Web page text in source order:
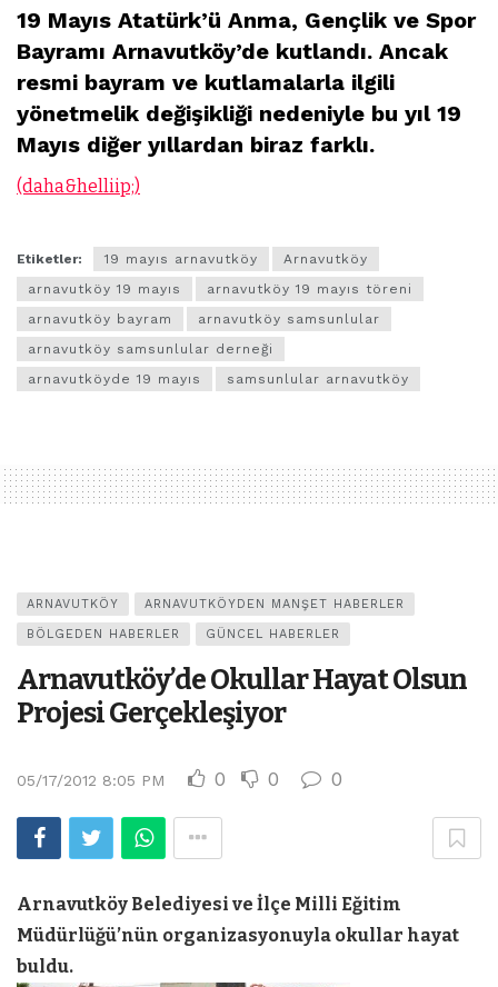
19 Mayıs Atatürk’ü Anma, Gençlik ve Spor
Bayramı Arnavutköy’de kutlandı. Ancak
resmi bayram ve kutlamalarla ilgili
yönetmelik değişikliği nedeniyle bu yıl 19
Mayıs diğer yıllardan biraz farklı.
(daha&helliip;)
Etiketler: 19 mayıs arnavutköy
Arnavutköy
arnavutköy 19 mayıs
arnavutköy 19 mayıs töreni
arnavutköy bayram
arnavutköy samsunlular
arnavutköy samsunlular derneği
arnavutköyde 19 mayıs
samsunlular arnavutköy
ARNAVUTKÖY ARNAVUTKÖYDEN MANŞET HABERLER
BÖLGEDEN HABERLER GÜNCEL HABERLER
Arnavutköy’de Okullar Hayat Olsun
Projesi Gerçekleşiyor
05/17/2012 8:05 PM 0 0 0
Arnavutköy Belediyesi ve İlçe Milli Eğitim
Müdürlüğü’nün organizasyonuyla okullar hayat
buldu.